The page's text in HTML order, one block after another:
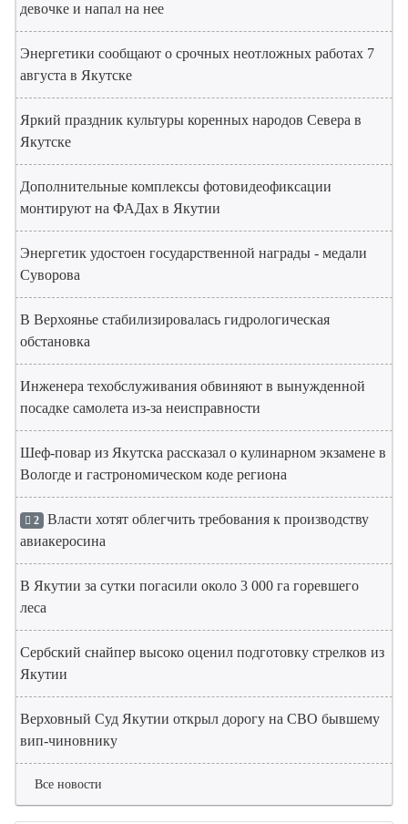
девочке и напал на нее
Энергетики сообщают о срочных неотложных работах 7
августа в Якутске
Яркий праздник культуры коренных народов Севера в
Якутске
Дополнительные комплексы фотовидеофиксации
монтируют на ФАДах в Якутии
Энергетик удостоен государственной награды - медали
Суворова
В Верхоянье стабилизировалась гидрологическая
обстановка
Инженера техобслуживания обвиняют в вынужденной
посадке самолета из-за неисправности
Шеф-повар из Якутска рассказал о кулинарном экзамене в
Вологде и гастрономическом коде региона
2 Власти хотят облегчить требования к производству
авиакеросина
В Якутии за сутки погасили около 3 000 га горевшего
леса
Сербский снайпер высоко оценил подготовку стрелков из
Якутии
Верховный Суд Якутии открыл дорогу на СВО бывшему
вип-чиновнику
Все новости